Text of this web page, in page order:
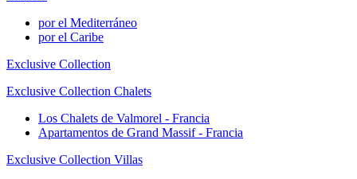
por el Mediterráneo
por el Caribe
Exclusive Collection
Exclusive Collection Chalets
Los Chalets de Valmorel - Francia
Apartamentos de Grand Massif - Francia
Exclusive Collection Villas